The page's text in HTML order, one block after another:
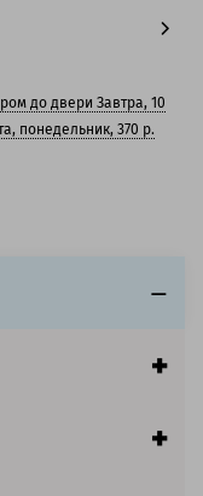
5%
до двери Завтра, 10
понедельник, 370 р.